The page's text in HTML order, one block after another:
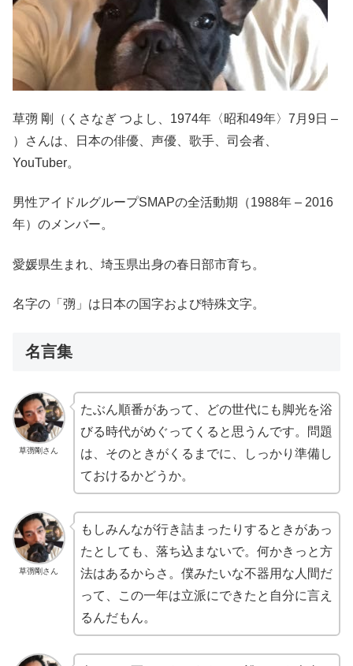
草彅 剛（くさなぎ つよし、1974年〈昭和49年〉7月9日 –
）さんは、日本の俳優、声優、歌手、司会者、
YouTuber。
男性アイドルグループSMAPの全活動期（1988年 – 2016
年）のメンバー。
愛媛県生まれ、埼玉県出身の春日部市育ち。
名字の「彅」は日本の国字および特殊文字。
名言集
草彅剛さん
たぶん順番があって、どの世代にも脚光を浴
びる時代がめぐってくると思うんです。問題
は、そのときがくるまでに、しっかり準備し
ておけるかどうか。
草彅剛さん
もしみんなが行き詰まったりするときがあっ
たとしても、落ち込まないで。何かきっと方
法はあるからさ。僕みたいな不器用な人間だ
って、この一年は立派にできたと自分に言え
るんだもん。